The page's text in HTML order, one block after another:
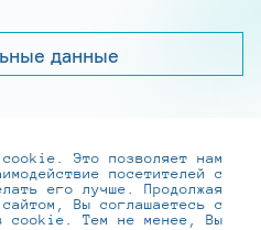
данные
8-800-250-0-260
,hr@infotecs.ru
ул., 2Б строение 1
cookie. Это позволяет нам
посетителей с
его лучше. Продолжая
сайтом, Вы соглашаетесь с
cookie. Тем не менее, Вы